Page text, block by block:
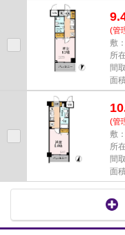
(管
敷
所
間
面
(管
敷
所
間
面